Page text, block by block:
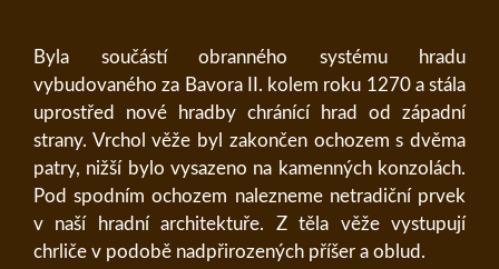
Byla součástí obranného systému hradu
vybudovaného za Bavora II. kolem roku 1270 a stála
uprostřed nové hradby chránící hrad od západní
strany. Vrchol věže byl zakončen ochozem s dvěma
patry, nižší bylo vysazeno na kamenných konzolách.
Pod spodním ochozem nalezneme netradiční prvek
v naší hradní architektuře. Z těla věže vystupují
chrliče v podobě nadpřirozených příšer a oblud.